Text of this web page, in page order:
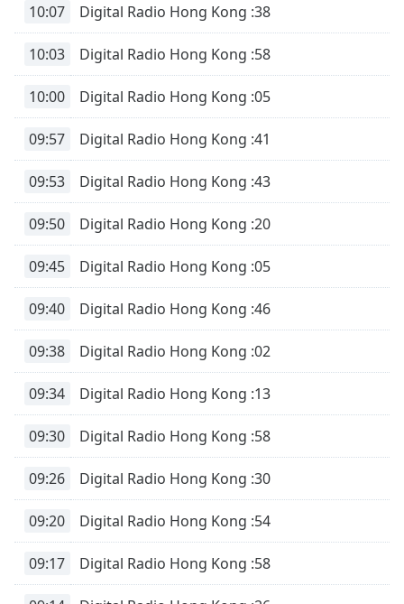
Opacity
Background
Opacity
Caption
Area
Background
Color
Opacity
Font
Size
Edge
10:07 Digital Radio Hong Kong :38
10:03 Digital Radio Hong Kong :58
10:00 Digital Radio Hong Kong :05
09:57 Digital Radio Hong Kong :41
09:53 Digital Radio Hong Kong :43
09:50 Digital Radio Hong Kong :20
09:45 Digital Radio Hong Kong :05
09:40 Digital Radio Hong Kong :46
09:38 Digital Radio Hong Kong :02
09:34 Digital Radio Hong Kong :13
09:30 Digital Radio Hong Kong :58
09:26 Digital Radio Hong Kong :30
09:20 Digital Radio Hong Kong :54
09:17 Digital Radio Hong Kong :58